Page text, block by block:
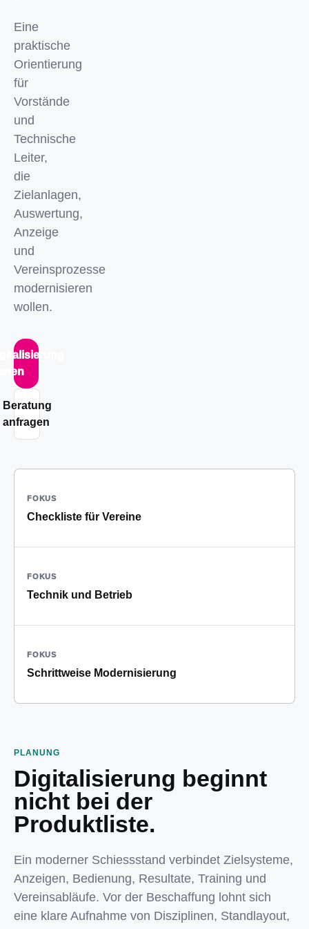
Eine
praktische
Orientierung
für
Vorstände
und
Technische
Leiter,
die
Zielanlagen,
Auswertung,
Anzeige
und
Vereinsprozesse
modernisieren
wollen.
Beratung
anfragen
FOKUS
Checkliste für Vereine
FOKUS
Technik und Betrieb
FOKUS
Schrittweise Modernisierung
PLANUNG
Digitalisierung beginnt
nicht bei der
Produktliste.
Ein moderner Schiessstand verbindet Zielsysteme,
Anzeigen, Bedienung, Resultate, Training und
Vereinsabläufe. Vor der Beschaffung lohnt sich
eine klare Aufnahme von Disziplinen, Standlayout,